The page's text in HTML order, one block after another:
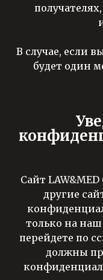
В случае, если
будет один
Сайт
другие
только на
перейдете по
должны